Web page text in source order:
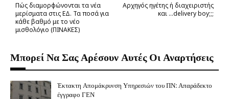
Αρχηγός ηγέτης ή διαχειριστής
και ...delivery boy;;;
Πώς διαμορφώνονται τα νέα
μερίσματα στις ΕΔ. Τα ποσά για
κάθε βαθμό με το νέο
μισθολόγιο (ΠΙΝΑΚΕΣ)
Μπορεί Να Σας Αρέσουν Αυτές Οι Αναρτήσεις
Έκτακτη Απομάκρυνση Υπηρεσιών του ΠΝ: Απαράδεκτο
έγγραφο ΓΕΝ